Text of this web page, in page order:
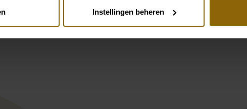
Instellingen beheren
Nova Viorea
Pinterest
Alma Novia